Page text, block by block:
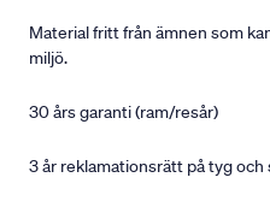
Material fritt från ämnen som
miljö.
30 års garanti (ram/resår)
3 år reklamationsrätt på tyg